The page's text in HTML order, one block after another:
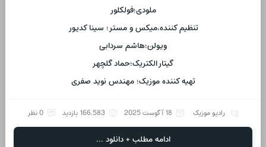
ملودی؛فولکلور
تنظیم کننده،میکس و مستر؛ سینا کدیور
ویولن؛هاشم سردابی
گیتار الکتریک؛حماد گلچهر
تهیه کننده موزیک؛ مهندس نوید صفری
رادیو موزیک 18 آگوست 2025 166,583 بازدید 0 نظر
ادامه مطلب + دانلود ...